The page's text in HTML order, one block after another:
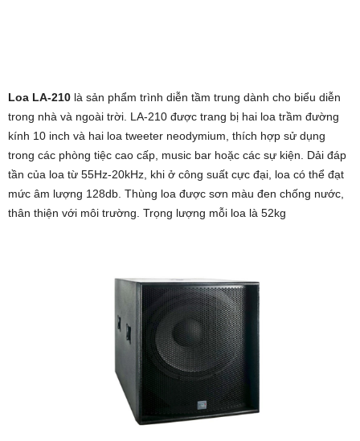
Loa LA-210 là sản phẩm trình diễn tầm trung dành cho biểu diễn
trong nhà và ngoài trời. LA-210 được trang bị hai loa trầm đường
kính 10 inch và hai loa tweeter neodymium, thích hợp sử dụng
trong các phòng tiệc cao cấp, music bar hoặc các sự kiện. Dải đáp
tần của loa từ 55Hz-20kHz, khi ở công suất cực đại, loa có thể đạt
mức âm lượng 128db. Thùng loa được sơn màu đen chống nước,
thân thiện với môi trường. Trọng lượng mỗi loa là 52kg